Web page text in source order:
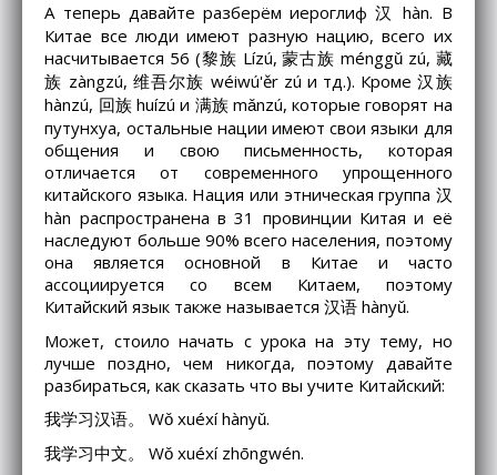
А теперь давайте разберём иероглиф 汉 hàn. В
Китае все люди имеют разную нацию, всего их
насчитывается 56 (黎族 Lízú, 蒙古族 ménggǔ zú, 藏
族 zàngzú, 维吾尔族 wéiwú'ěr zú и тд.). Кроме 汉族
hànzú, 回族 huízú и 满族 mǎnzú, которые говорят на
путунхуа, остальные нации имеют свои языки для
общения и свою письменность, которая
отличается от современного упрощенного
китайского языка. Нация или этническая группа 汉
hàn распространена в 31 провинции Китая и её
наследуют больше 90% всего населения, поэтому
она является основной в Китае и часто
ассоциируется со всем Китаем, поэтому
Китайский язык также называется 汉语 hànyǔ.
Может, стоило начать с урока на эту тему, но
лучше поздно, чем никогда, поэтому давайте
разбираться, как сказать что вы учите Китайский:
我学习汉语。 Wǒ xuéxí hànyǔ.
我学习中文。 Wǒ xuéxí zhōngwén.